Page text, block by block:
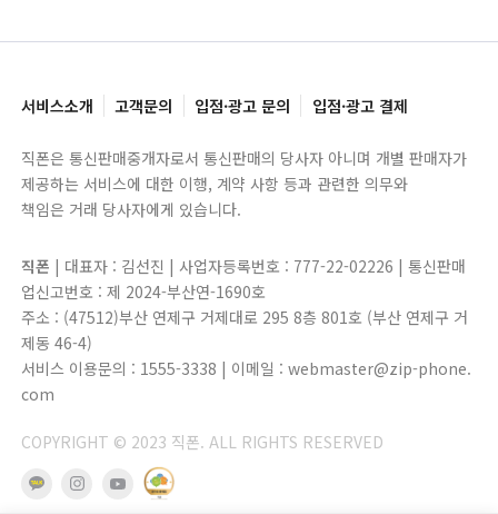
서비스소개 고객문의 입점·광고 문의 입점·광고 결제
직폰은 통신판매중개자로서 통신판매의 당사자 아니며 개별 판매자가
제공하는 서비스에 대한 이행, 계약 사항 등과 관련한 의무와
책임은 거래 당사자에게 있습니다.
직폰 | 대표자 : 김선진 | 사업자등록번호 : 777-22-02226 | 통신판매
업신고번호 : 제 2024-부산연-1690호
주소 : (47512)부산 연제구 거제대로 295 8층 801호 (부산 연제구 거
제동 46-4)
서비스 이용문의 : 1555-3338 | 이메일 : webmaster@zip-phone.
com
COPYRIGHT © 2023 직폰. ALL RIGHTS RESERVED